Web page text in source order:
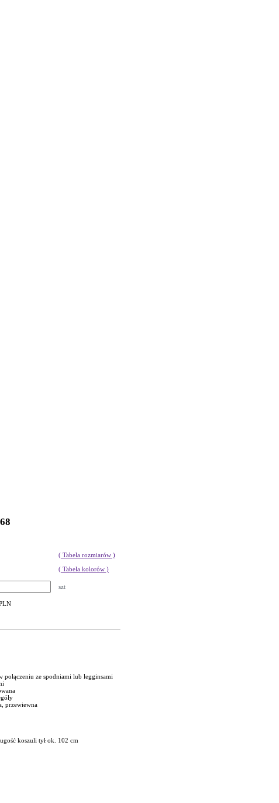
( Tabela rozmiarów )
( Tabela kolorów )
szt
połączeniu ze spodniami lub legginsami
przewiewna
koszuli tył ok. 102 cm